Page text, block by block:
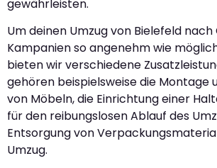
gewährleisten.
Um deinen Umzug von Bielefeld nach
Kampanien so angenehm wie
bieten wir verschiedene
gehören beispielsweise die Montage
von Möbeln, die Einrichtung einer
für den reibungslosen Ablauf des
Entsorgung von
Umzug.